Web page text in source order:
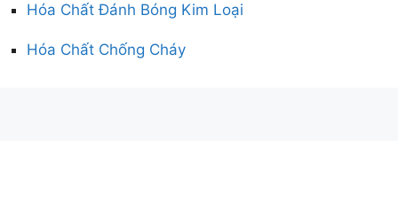
Hóa Chất Đánh Bóng Kim Loại
Hóa Chất Chống Cháy